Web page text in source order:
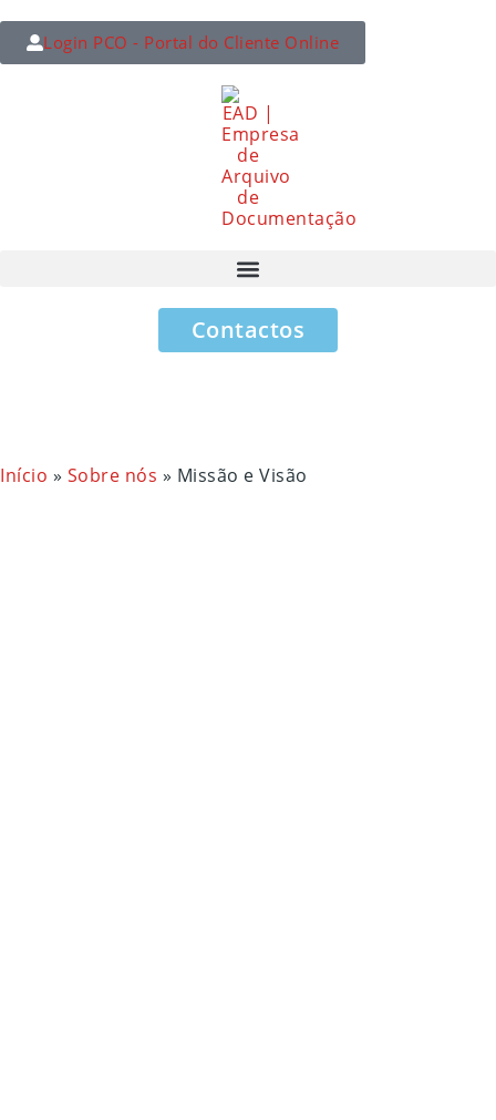
Login PCO - Portal do Cliente Online
Contactos
Início » Sobre nós » Missão e Visão